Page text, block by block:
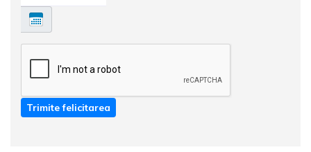
Trimite felicitarea